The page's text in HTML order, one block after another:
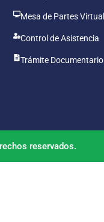
Mesa de Partes Virtual
Control de Asistencia
Trámite Documentario
reservados.